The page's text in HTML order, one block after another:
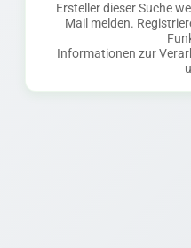
Ersteller dieser Suche
Mail melden.
Informationen zur